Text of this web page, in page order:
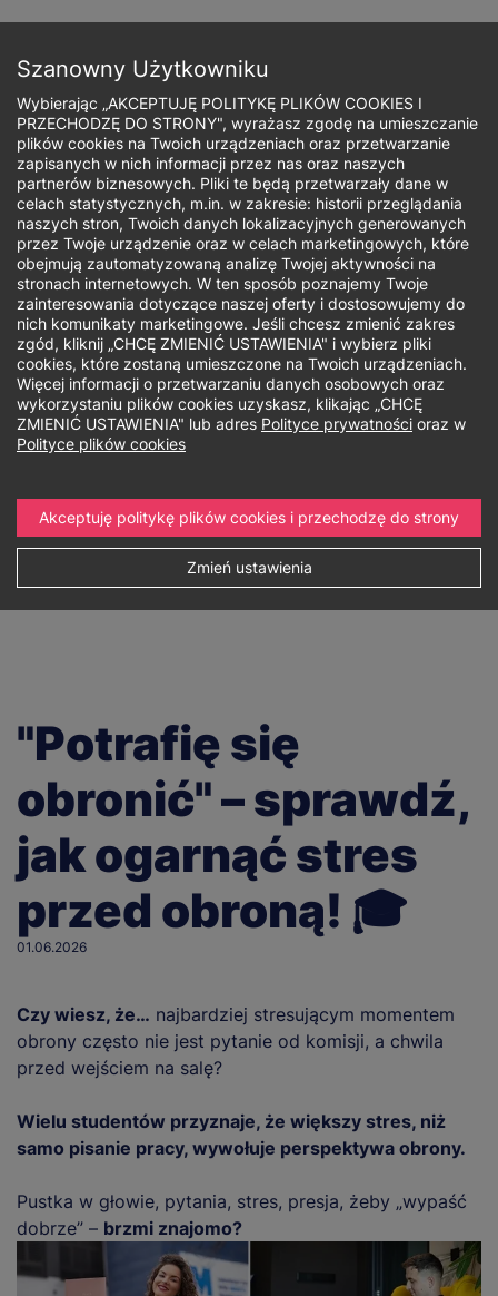
treści
Ścieżka
nawigacyjna
"Potrafię się
obronić" – sprawdź,
jak ogarnąć stres
przed obroną! 🎓
01.06.2026
Czy wiesz, że… najbardziej stresującym momentem
obrony często nie jest pytanie od komisji, a chwila
przed wejściem na salę?
Wielu studentów przyznaje, że większy stres, niż
samo pisanie pracy, wywołuje perspektywa obrony.
Pustka w głowie, pytania, stres, presja, żeby „wypaść
dobrze” – brzmi znajomo?
Szanowny Użytkowniku
Wybierając „AKCEPTUJĘ POLITYKĘ PLIKÓW COOKIES I
PRZECHODZĘ DO STRONY", wyrażasz zgodę na umieszczanie
plików cookies na Twoich urządzeniach oraz przetwarzanie
zapisanych w nich informacji przez nas oraz naszych
partnerów biznesowych. Pliki te będą przetwarzały dane w
celach statystycznych, m.in. w zakresie: historii przeglądania
naszych stron, Twoich danych lokalizacyjnych generowanych
przez Twoje urządzenie oraz w celach marketingowych, które
obejmują zautomatyzowaną analizę Twojej aktywności na
stronach internetowych. W ten sposób poznajemy Twoje
zainteresowania dotyczące naszej oferty i dostosowujemy do
nich komunikaty marketingowe. Jeśli chcesz zmienić zakres
zgód, kliknij „CHCĘ ZMIENIĆ USTAWIENIA" i wybierz pliki
cookies, które zostaną umieszczone na Twoich urządzeniach.
Więcej informacji o przetwarzaniu danych osobowych oraz
wykorzystaniu plików cookies uzyskasz, klikając „CHCĘ
ZMIENIĆ USTAWIENIA" lub adres Polityce prywatności oraz w
Polityce plików cookies
Zmień ustawienia
Akceptuję politykę plików cookies i przechodzę do strony